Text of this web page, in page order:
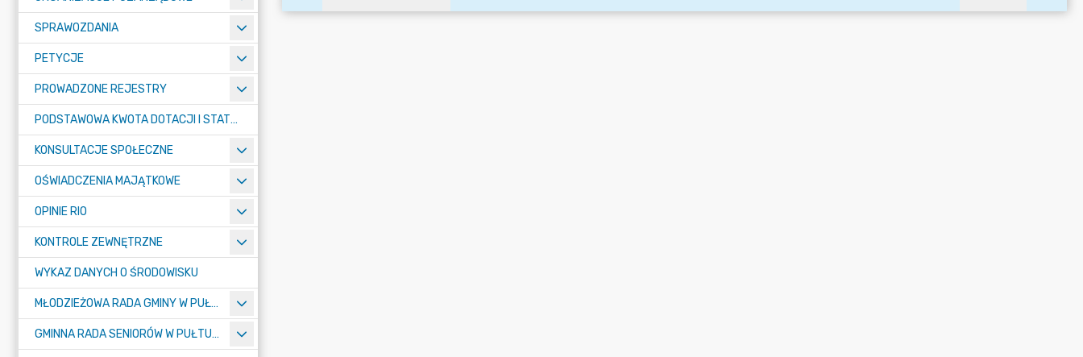
SPRAWOZDANIA
PETYCJE
PROWADZONE REJESTRY
PODSTAWOWA KWOTA DOTACJI I STATYSTYCZNA LICZBA UCZNIÓW
KONSULTACJE SPOŁECZNE
OŚWIADCZENIA MAJĄTKOWE
OPINIE RIO
KONTROLE ZEWNĘTRZNE
WYKAZ DANYCH O ŚRODOWISKU
MŁODZIEŻOWA RADA GMINY W PUŁTUSKU
GMINNA RADA SENIORÓW W PUŁTUSKU